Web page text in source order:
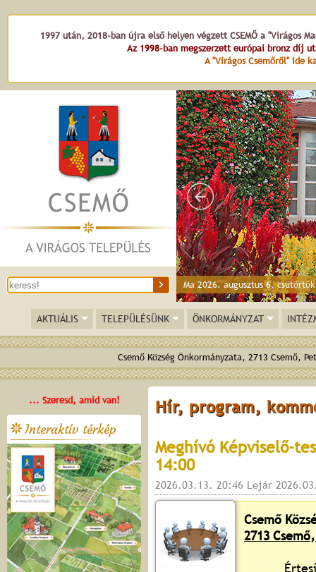
1997 után, 2018-ban újra első helyen végzett CSEMŐ a "Virágos
Az 1998-ban megszerzett európai bronz díj
A "Virágos Csemőről" ide
Ma 2026. augusztus 6.
Hét vezér tér
AKTUÁLIS TELEPÜLÉSÜNK ÖNKORMÁNYZAT
Csemő Község Önkormányzata, 2713
... Szeresd, amid van!
Interaktív térkép
Hír, program,
Meghívó Képviselő-
14:00
2026.03.13. 20:46 Lejár
Csemő
2713